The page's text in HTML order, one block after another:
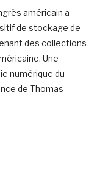
américain a
de stockage de
des collections
Une
numérique du
de Thomas